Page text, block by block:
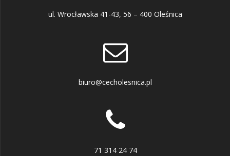
ul. Wrocławska 41-43, 56 – 400 Oleśnica
biuro@cecholesnica.pl
71 314 24 74